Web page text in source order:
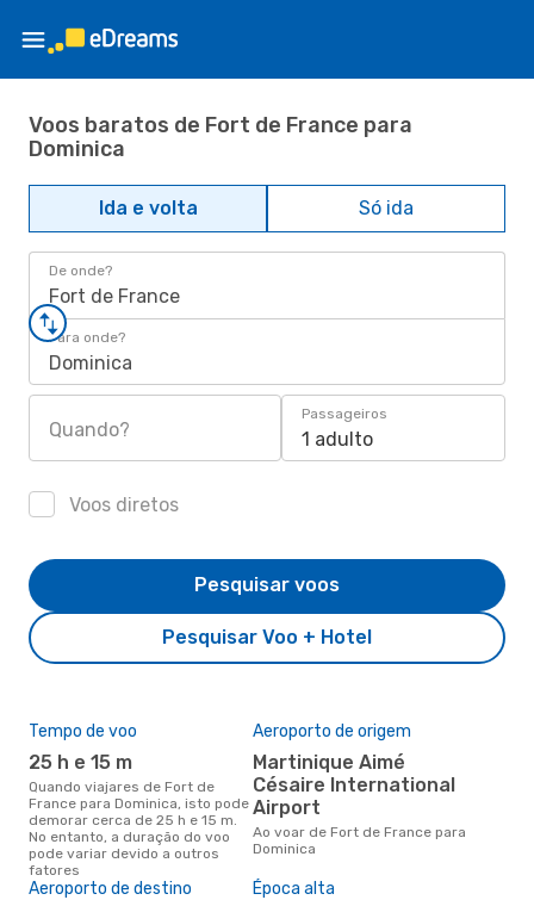
Voos baratos de Fort de France para
Dominica
Ida e volta Só ida
De onde?
Fort de France
Para onde?
Dominica
Quando?
Passageiros
1 adulto
Voos diretos
Pesquisar Voo + Hotel
Pesquisar voos
Tempo de voo
25 h e 15 m
Quando viajares de Fort de
France para Dominica, isto pode
demorar cerca de 25 h e 15 m.
No entanto, a duração do voo
pode variar devido a outros
fatores
Aeroporto de origem
Martinique Aimé
Césaire International
Airport
Ao voar de Fort de France para
Dominica
Aeroporto de destino Época alta